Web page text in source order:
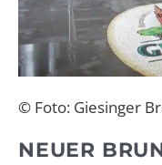
© Foto: Giesinger
NEUER